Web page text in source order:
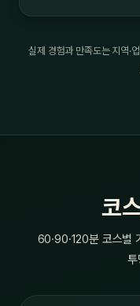
실제 경험과 만족도는 지역·
코
60·90·120분 코스별